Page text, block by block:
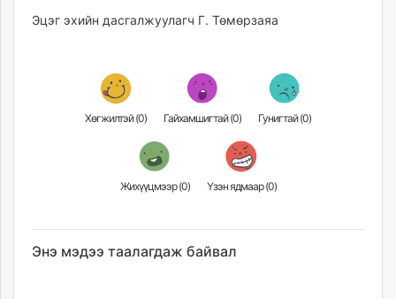
Эцэг эхийн дасгалжуулагч Г. Төмөрзаяа
Хөгжилтэй (0) Гайхамшигтай (0) Гунигтай (0)
Жихүүцмээр (0) Үзэн ядмаар (0)
Энэ мэдээ таалагдаж байвал